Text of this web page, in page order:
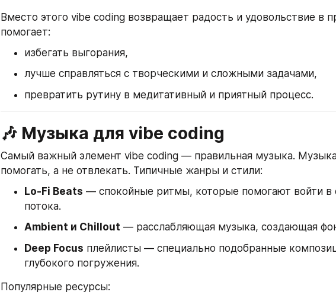
Вместо этого vibe coding возвращает радость и удовольствие в
помогает:
избегать выгорания,
лучше справляться с творческими и сложными задачами,
превратить рутину в медитативный и приятный процесс.
🎶 Музыка для vibe coding
Самый важный элемент vibe coding — правильная музыка.
помогать, а не отвлекать. Типичные жанры и стили:
Lo-Fi Beats — спокойные ритмы, которые помогают войти в
потока.
Ambient и Chillout — расслабляющая музыка, создающая
Deep Focus плейлисты — специально подобранные
глубокого погружения.
Популярные ресурсы: